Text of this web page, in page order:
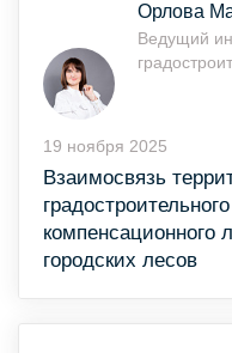
Орлова
Ведущий
19 ноября 2025
Взаимосвязь
компенсационного
городских лесов